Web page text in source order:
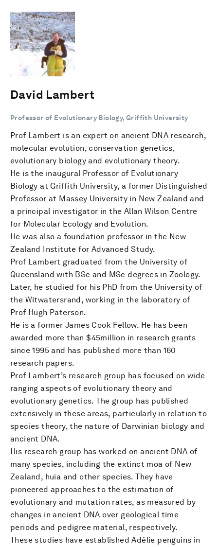
David Lambert
Professor of Evolutionary Biology, Griffith University
Prof Lambert is an expert on ancient DNA research,
molecular evolution, conservation genetics,
evolutionary biology and evolutionary theory.
He is the inaugural Professor of Evolutionary
Biology at Griffith University, a former Distinguished
Professor at Massey University in New Zealand and
a principal investigator in the Allan Wilson Centre
for Molecular Ecology and Evolution.
He was also a foundation professor in the New
Zealand Institute for Advanced Study.
Prof Lambert graduated from the University of
Queensland with BSc and MSc degrees in Zoology.
Later, he studied for his PhD from the University of
the Witwatersrand, working in the laboratory of
Prof Hugh Paterson.
He is a former James Cook Fellow. He has been
awarded more than $45million in research grants
since 1995 and has published more than 160
research papers.
Prof Lambert’s research group has focused on wide
ranging aspects of evolutionary theory and
evolutionary genetics. The group has published
extensively in these areas, particularly in relation to
species theory, the nature of Darwinian biology and
ancient DNA.
His research group has worked on ancient DNA of
many species, including the extinct moa of New
Zealand, huia and other species. They have
pioneered approaches to the estimation of
evolutionary and mutation rates, as measured by
changes in ancient DNA over geological time
periods and pedigree material, respectively.
These studies have established Adélie penguins in